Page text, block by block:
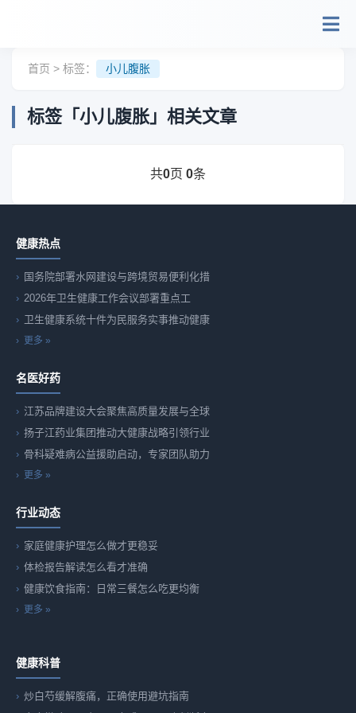
首页 > 标签： 小儿腹胀
标签「小儿腹胀」相关文章
共0页 0条
健康热点
国务院部署水网建设与跨境贸易便利化措
2026年卫生健康工作会议部署重点工
卫生健康系统十件为民服务实事推动健康
更多 »
名医好药
江苏品牌建设大会聚焦高质量发展与全球
扬子江药业集团推动大健康战略引领行业
骨科疑难病公益援助启动，专家团队助力
更多 »
行业动态
家庭健康护理怎么做才更稳妥
体检报告解读怎么看才准确
健康饮食指南：日常三餐怎么吃更均衡
更多 »
健康科普
炒白芍缓解腹痛，正确使用避坑指南